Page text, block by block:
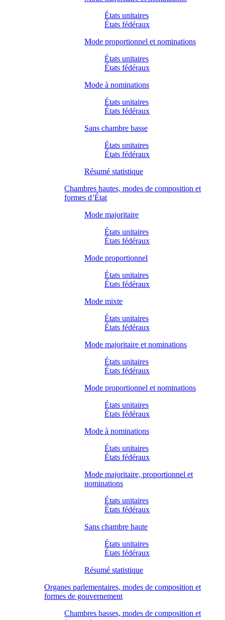
États unitaires
États fédéraux
Mode proportionnel et nominations
États unitaires
États fédéraux
Mode à nominations
États unitaires
États fédéraux
Sans chambre basse
États unitaires
États fédéraux
Résumé statistique
Chambres hautes, modes de composition et
formes d’État
Mode majoritaire
États unitaires
États fédéraux
Mode proportionnel
États unitaires
États fédéraux
Mode mixte
États unitaires
États fédéraux
Mode majoritaire et nominations
États unitaires
États fédéraux
Mode proportionnel et nominations
États unitaires
États fédéraux
Mode à nominations
États unitaires
États fédéraux
Mode majoritaire, proportionnel et
nominations
États unitaires
États fédéraux
Sans chambre haute
États unitaires
États fédéraux
Résumé statistique
Organes parlementaires, modes de composition et
formes de gouvernement
Chambres basses, modes de composition et